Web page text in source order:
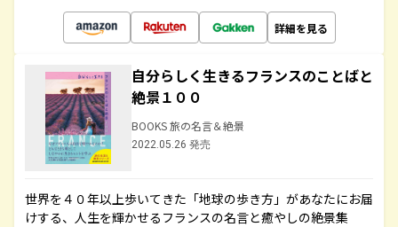
詳細を見る
自分らしく生きるフランスのことばと
絶景１００
BOOKS 旅の名言＆絶景
2022.05.26 発売
世界を４０年以上歩いてきた「地球の歩き方」があなたにお届
けする、人生を輝かせるフランスの名言と癒やしの絶景集